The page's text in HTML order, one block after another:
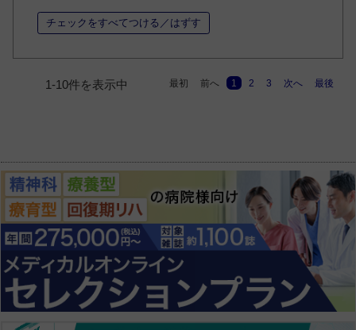
チェックをすべてつける／はずす
1-10件を表示中 最初 前へ 1 2 3 次へ 最後